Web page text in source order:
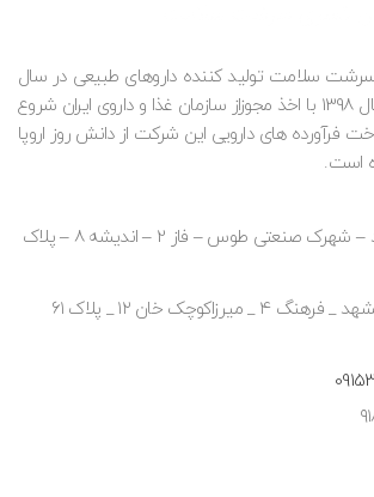
سلامت تولید کننده داروهای طبیعی در سال
1397 تاسیس و در سال 1398 با اخذ مجوزاز سازمان غذا و داروی ایران شروع
فرآورده های دارویی این شرکت از دانش روز اروپا
است.
مشهد – شهرک صنعتی طوس – فاز 2 – اندیشه 8 – پلاک
فرهنگ ۴ _ میرزاکوچک خان ۱۲ _ پلاک ۶۱